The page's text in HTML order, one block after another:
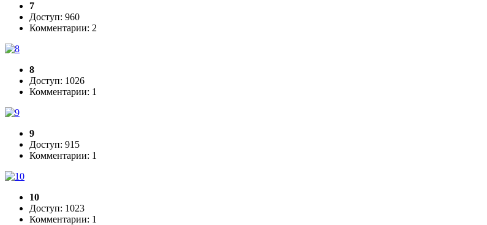
7
Доступ: 960
Комментарии: 2
8
Доступ: 1026
Комментарии: 1
9
Доступ: 915
Комментарии: 1
10
Доступ: 1023
Комментарии: 1